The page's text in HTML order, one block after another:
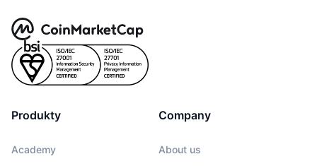
Produkty
Academy
Company
About us